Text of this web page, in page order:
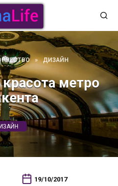
» ДИЗАЙН
метро
19/10/2017